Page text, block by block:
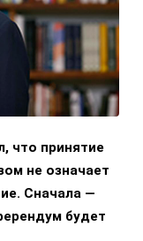
что принятие
не означает
Сначала —
будет